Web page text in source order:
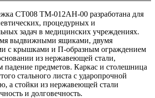
СТ008 TM-012AH-00 разработана для
процедурных и
задач в медицинских учреждениях.
выдвижными ящиками, двумя
с крышками и П-образным ограждением
из нержавеющей стали,
предметов. Каркас и столешница
стального листа с ударопрочной
а стойки из нержавеющей стали
и долговечность.